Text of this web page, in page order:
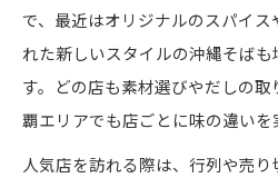
で、最近はオリジナルのスパイ
れた新しいスタイルの沖縄そば
す。どの店も素材選びやだしの
覇エリアでも店ごとに味の違いを
人気店を訪れる際は、行列や売